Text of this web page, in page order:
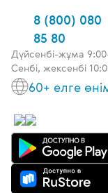
8 (800) 080
85 80
Дүйсенбі-жұма
Сенбі, жексенбі
60+ елге